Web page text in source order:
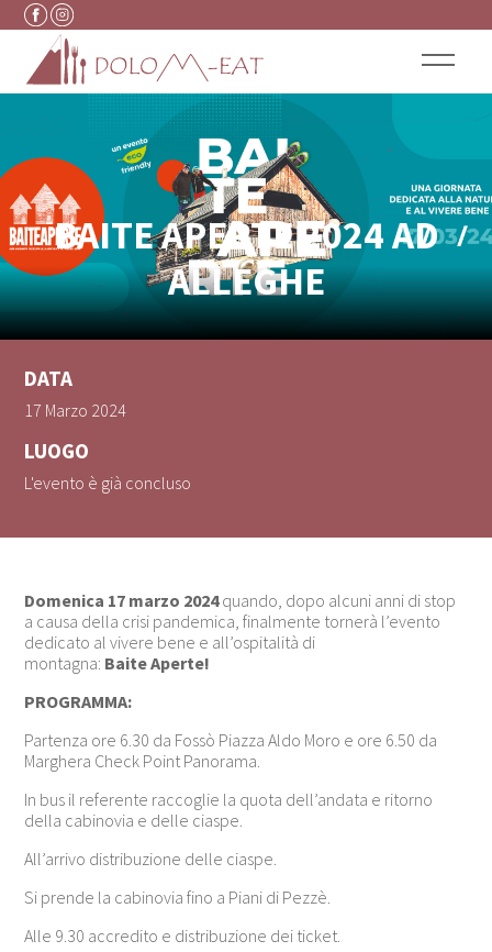
Vai al contenuto
BAITE APERTE 2024 AD
ALLEGHE
DATA
17 Marzo 2024
LUOGO
L'evento è già concluso
Domenica 17 marzo 2024quando, dopo alcuni anni di stop
a causa della crisi pandemica, finalmente tornerà l’evento
dedicato al vivere bene e all’ospitalità di
montagna: Baite Aperte!
PROGRAMMA:
Partenza ore 6.30 da Fossò Piazza Aldo Moro e ore 6.50 da
Marghera Check Point Panorama.
In bus il referente raccoglie la quota dell’andata e ritorno
della cabinovia e delle ciaspe.
All’arrivo distribuzione delle ciaspe.
Si prende la cabinovia fino a Piani di Pezzè.
Alle 9.30 accredito e distribuzione dei ticket.